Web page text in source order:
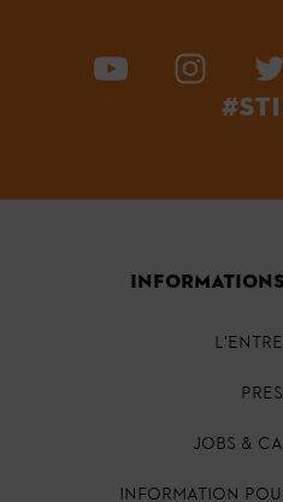
JOBS &
INFORMATION